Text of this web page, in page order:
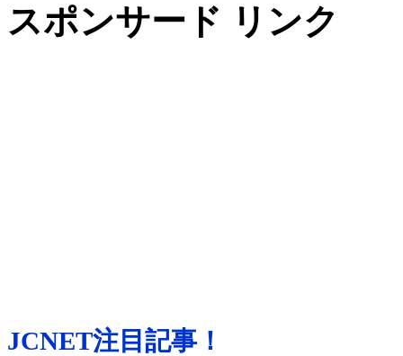
スポンサード リンク
JCNET注目記事！